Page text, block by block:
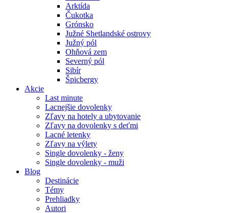
Arktída
Čukotka
Grónsko
Južné Shetlandské ostrovy
Južný pól
Ohňová zem
Severný pól
Sibír
Špicbergy
Akcie
Last minute
Lacnejšie dovolenky
Zľavy na hotely a ubytovanie
Zľavy na dovolenky s deťmi
Lacné letenky
Zľavy na výlety
Single dovolenky - ženy
Single dovolenky - muži
Blog
Destinácie
Témy
Prehliadky
Autori